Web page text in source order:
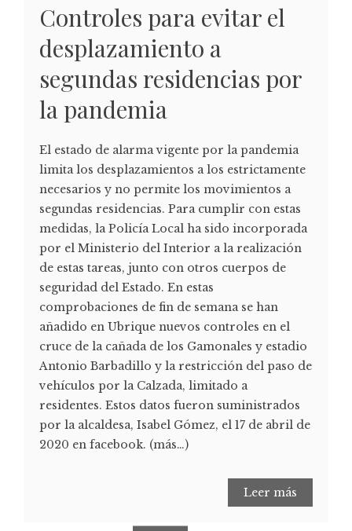
Controles para evitar el
desplazamiento a
segundas residencias por
la pandemia
El estado de alarma vigente por la pandemia
limita los desplazamientos a los estrictamente
necesarios y no permite los movimientos a
segundas residencias. Para cumplir con estas
medidas, la Policía Local ha sido incorporada
por el Ministerio del Interior a la realización
de estas tareas, junto con otros cuerpos de
seguridad del Estado. En estas
comprobaciones de fin de semana se han
añadido en Ubrique nuevos controles en el
cruce de la cañada de los Gamonales y estadio
Antonio Barbadillo y la restricción del paso de
vehículos por la Calzada, limitado a
residentes. Estos datos fueron suministrados
por la alcaldesa, Isabel Gómez, el 17 de abril de
2020 en facebook. (más…)
Leer más